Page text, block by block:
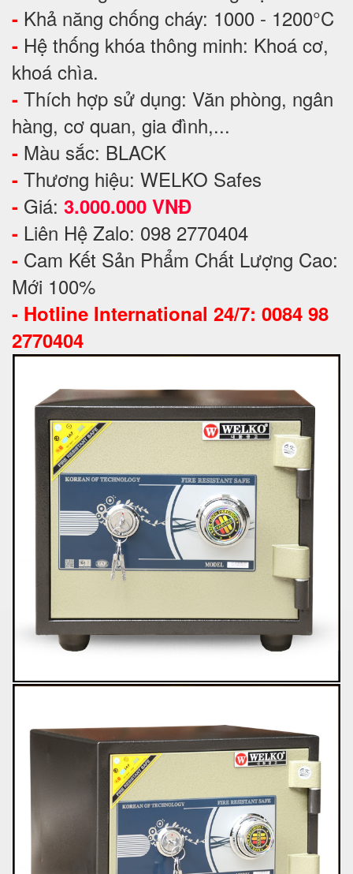
- Khả năng chống cháy: 1000 - 1200°C
- Hệ thống khóa thông minh: Khoá cơ,
khoá chìa.
- Thích hợp sử dụng: Văn phòng, ngân
hàng, cơ quan, gia đình,...
- Màu sắc: BLACK
- Thương hiệu: WELKO Safes
- Giá: 3.000.000 VNĐ
- Liên Hệ Zalo: 098 2770404
- Cam Kết Sản Phẩm Chất Lượng Cao:
Mới 100%
- Hotline International 24/7: 0084 98
2770404